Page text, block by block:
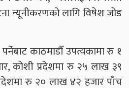
न्यूनीकरणको लागि विषेश जोड
काठमाडौँ उपत्यकामा रु १
कोशी प्रदेशमा रु २५ लाख ३९
रु २० लाख ४२ हजार पाँच